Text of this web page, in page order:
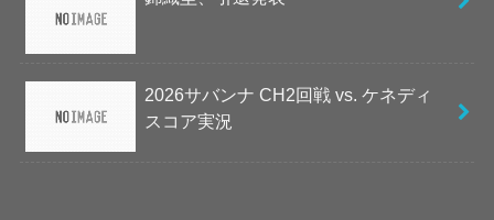
2026サバンナ CH2回戦 vs. ケネディ
スコア実況